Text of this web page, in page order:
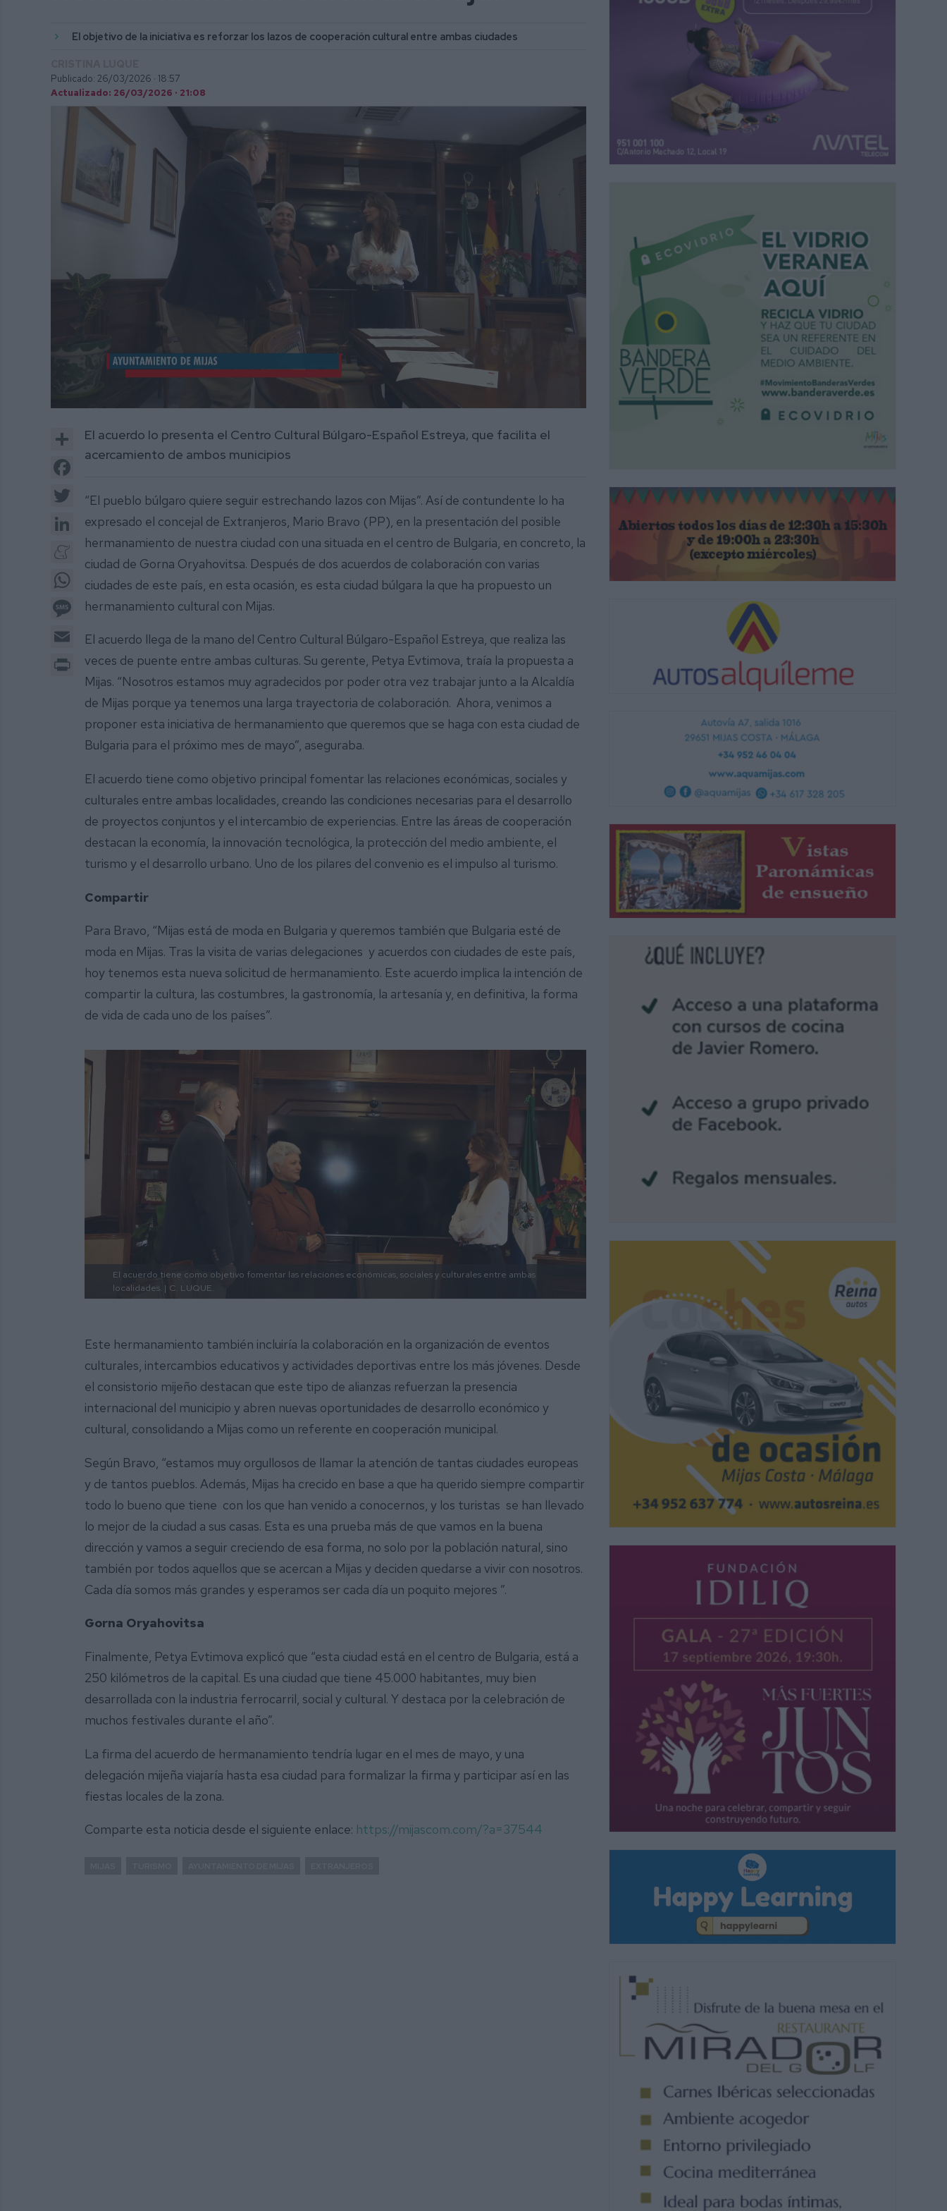
El objetivo de la iniciativa es reforzar los lazos de cooperación cultural entre ambas ciudades
Publicado: 26/03/2026 · 18:57
Actualizado: 26/03/2026 · 21:08
3
minutes,
28
seconds
Share
Facebook
LinkedIn
Meneame
Message
Print
El acuerdo lo presenta el Centro Cultural Búlgaro-Español Estreya, que facilita el
acercamiento de ambos municipios
“El pueblo búlgaro quiere seguir estrechando lazos con Mijas”. Así de contundente lo ha
expresado el concejal de Extranjeros, Mario Bravo (PP), en la presentación del posible
hermanamiento de nuestra ciudad con una situada en el centro de Bulgaria, en concreto, la
ciudad de Gorna Oryahovitsa. Después de dos acuerdos de colaboración con varias
ciudades de este país, en esta ocasión, es esta ciudad búlgara la que ha propuesto un
hermanamiento cultural con Mijas.
El acuerdo llega de la mano del Centro Cultural Búlgaro-Español Estreya, que realiza las
veces de puente entre ambas culturas. Su gerente, Petya Evtimova, traía la propuesta a
Mijas. “Nosotros estamos muy agradecidos por poder otra vez trabajar junto a la Alcaldía
de Mijas porque ya tenemos una larga trayectoria de colaboración. Ahora, venimos a
proponer esta iniciativa de hermanamiento que queremos que se haga con esta ciudad de
Bulgaria para el próximo mes de mayo”, aseguraba.
El acuerdo tiene como objetivo principal fomentar las relaciones económicas, sociales y
culturales entre ambas localidades, creando las condiciones necesarias para el desarrollo
de proyectos conjuntos y el intercambio de experiencias. Entre las áreas de cooperación
destacan la economía, la innovación tecnológica, la protección del medio ambiente, el
turismo y el desarrollo urbano. Uno de los pilares del convenio es el impulso al turismo.
Compartir
Para Bravo, “Mijas está de moda en Bulgaria y queremos también que Bulgaria esté de
moda en Mijas. Tras la visita de varias delegaciones y acuerdos con ciudades de este país,
hoy tenemos esta nueva solicitud de hermanamiento. Este acuerdo implica la intención de
compartir la cultura, las costumbres, la gastronomía, la artesanía y, en definitiva, la forma
de vida de cada uno de los países”.
El acuerdo tiene como objetivo fomentar las relaciones económicas, sociales y culturales entre ambas
localidades. | C. LUQUE.
Este hermanamiento también incluiría la colaboración en la organización de eventos
culturales, intercambios educativos y actividades deportivas entre los más jóvenes. Desde
el consistorio mijeño destacan que este tipo de alianzas refuerzan la presencia
internacional del municipio y abren nuevas oportunidades de desarrollo económico y
cultural, consolidando a Mijas como un referente en cooperación municipal.
Según Bravo, “estamos muy orgullosos de llamar la atención de tantas ciudades europeas
y de tantos pueblos. Además, Mijas ha crecido en base a que ha querido siempre compartir
todo lo bueno que tiene con los que han venido a conocernos, y los turistas se han llevado
lo mejor de la ciudad a sus casas. Esta es una prueba más de que vamos en la buena
dirección y vamos a seguir creciendo de esa forma, no solo por la población natural, sino
también por todos aquellos que se acercan a Mijas y deciden quedarse a vivir con nosotros.
Cada día somos más grandes y esperamos ser cada día un poquito mejores ”.
Gorna Oryahovitsa
Finalmente, Petya Evtimova explicó que “esta ciudad está en el centro de Bulgaria, está a
250 kilómetros de la capital. Es una ciudad que tiene 45.000 habitantes, muy bien
desarrollada con la industria ferrocarril, social y cultural. Y destaca por la celebración de
muchos festivales durante el año”.
La firma del acuerdo de hermanamiento tendría lugar en el mes de mayo, y una
delegación mijeña viajaría hasta esa ciudad para formalizar la firma y participar así en las
fiestas locales de la zona.
Comparte esta noticia desde el siguiente enlace: https://mijascom.com/?a=37544